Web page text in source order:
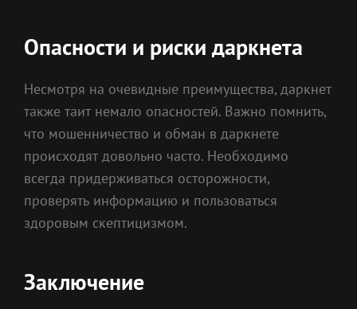
Опасности и риски даркнета
Несмотря на очевидные преимущества, даркнет
также таит немало опасностей. Важно помнить,
что мошенничество и обман в даркнете
происходят довольно часто. Необходимо
всегда придерживаться осторожности,
проверять информацию и пользоваться
здоровым скептицизмом.
Заключение